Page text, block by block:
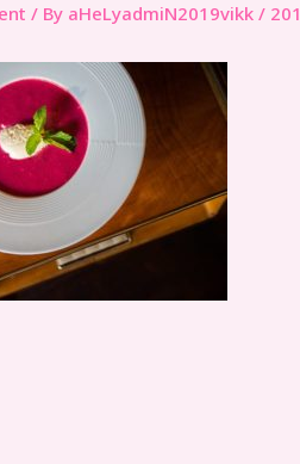
/ By aHeLyadmiN2019vikk /